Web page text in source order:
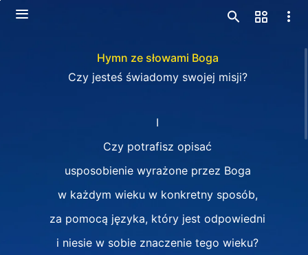
Hymn ze słowami Boga
Czy jesteś świadomy swojej misji?
I
Czy potrafisz opisać
usposobienie wyrażone przez Boga
w każdym wieku w konkretny sposób,
za pomocą języka, który jest odpowiedni
i niesie w sobie znaczenie tego wieku?